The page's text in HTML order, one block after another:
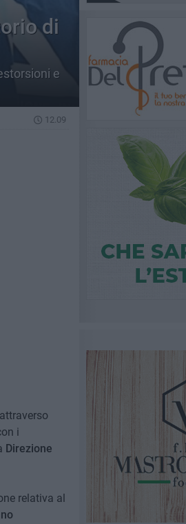
di
e
12.09
i
Direzione
relativa al